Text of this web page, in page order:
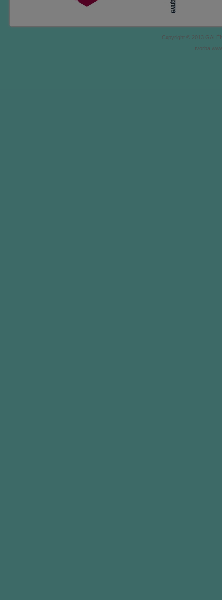
Copyright © 2013
tvorba